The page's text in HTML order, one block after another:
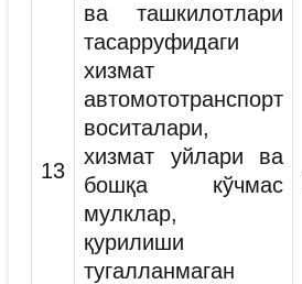
13
ва ташкилотлари
тасарруфидаги
хизмат
автомототранспорт
воситалари,
хизмат уйлари ва
бошқа кўчмас
мулклар,
қурилиши
тугалланмаган